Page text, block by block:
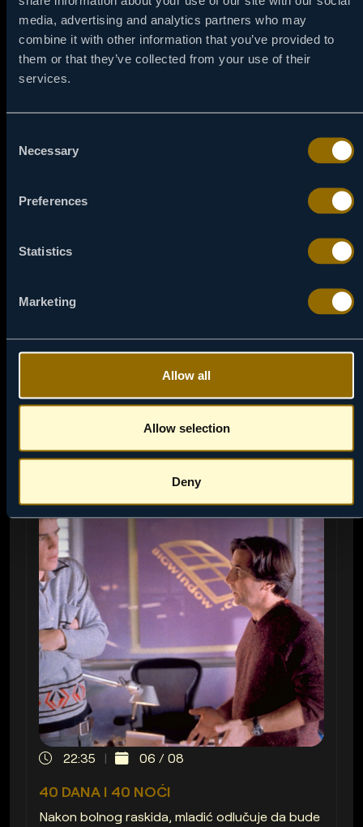
media, advertising and analytics partners who may
combine it with other information that you’ve provided to
them or that they’ve collected from your use of their
services.
Selection
Necessary
Preferences
Statistics
Marketing
Allow all
Allow selection
Deny
OPSEDNUTA
unapređenje, veoma je zadovoljan svojim
proganja, sve stvari za koje je tako naporno
NAPRAVI PODSETNIK
22:35 06 / 08
40 DANA I 40 NOĆI
Nakon bolnog raskida, mladić odlučuje da bude